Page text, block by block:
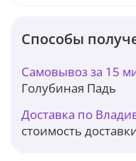
Способы
Самовывоз за 15
Голубиная Падь
Доставка по
стоимость